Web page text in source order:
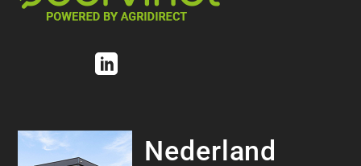
Nederland